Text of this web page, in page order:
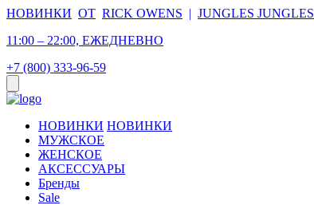
НОВИНКИ ОТ RICK OWENS | JUNGLES JUNGLES
11:00 – 22:00, ЕЖЕДНЕВНО
+7 (800) 333-96-59
НОВИНКИ НОВИНКИ
МУЖСКОЕ
ЖЕНСКОЕ
АКСЕССУАРЫ
Бренды
Sale